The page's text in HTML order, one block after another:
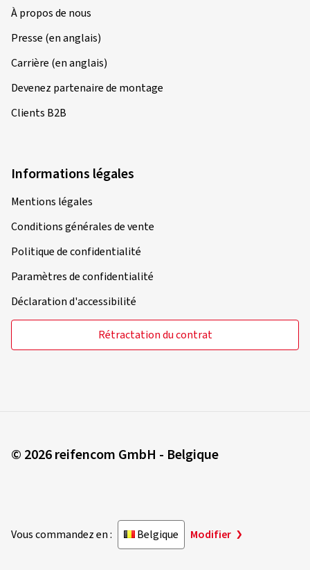
À propos de nous
Presse (en anglais)
Carrière (en anglais)
Devenez partenaire de montage
Clients B2B
Informations légales
Mentions légales
Conditions générales de vente
Politique de confidentialité
Paramètres de confidentialité
Déclaration d'accessibilité
Rétractation du contrat
© 2026 reifencom GmbH - Belgique
Vous commandez en : Belgique Modifier